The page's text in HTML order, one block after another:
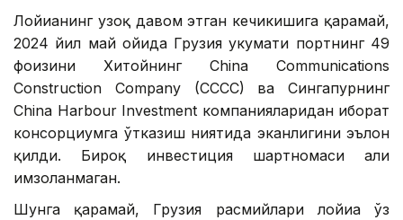
Лойиҳанинг узоқ давом этган кечикишига қарамай,
2024 йил май ойида Грузия ҳукумати портнинг 49
фоизини Хитойнинг China Communications
Construction Company (CCCC) ва Сингапурнинг
China Harbour Investment компанияларидан иборат
консорциумга ўтказиш ниятида эканлигини эълон
қилди. Бироқ инвестиция шартномаси ҳали
имзоланмаган.
Шунга қарамай, Грузия расмийлари лойиҳа ўз